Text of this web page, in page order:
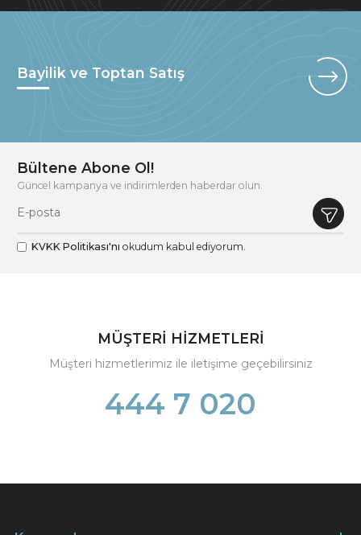
Bayilik ve Toptan Satış
Bültene Abone Ol!
Güncel kampanya ve indirimlerden haberdar olun.
KVKK Politikası'nı okudum kabul ediyorum.
MÜŞTERİ HİZMETLERİ
Müşteri hizmetlerimiz ile iletişime geçebilirsiniz
444 7 020